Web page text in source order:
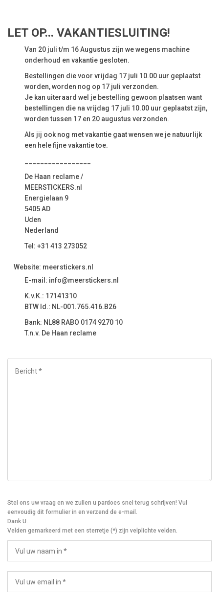
LET OP... VAKANTIESLUITING!
Van 20 juli t/m 16 Augustus zijn we wegens machine
onderhoud en vakantie gesloten.
Bestellingen die voor vrijdag 17 juli 10.00 uur geplaatst
worden, worden nog op 17 juli verzonden.
Je kan uiteraard wel je bestelling gewoon plaatsen want
bestellingen die na vrijdag 17 juli 10.00 uur geplaatst zijn,
worden tussen 17 en 20 augustus verzonden.
Als jij ook nog met vakantie gaat wensen we je natuurlijk
een hele fijne vakantie toe.
De Haan reclame /
MEERSTICKERS.nl
Energielaan 9
5405 AD
Uden
Nederland
Tel: +31 413 273052
Website: meerstickers.nl
E-mail: info@meerstickers.nl
K.v.K.: 17141310
BTW Id.: NL-001.765.416.B26
Bank: NL88 RABO 0174 9270 10
T.n.v. De Haan reclame
Stel ons uw vraag en we zullen u pardoes snel terug schrijven! Vul
eenvoudig dit formulier in en verzend de e-mail.
Dank U.
Velden gemarkeerd met een sterretje (*) zijn velplichte velden.